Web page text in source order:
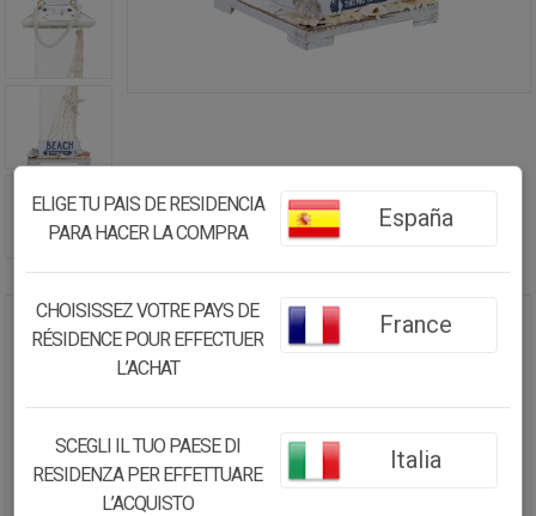
PORTAVELAS COLGANTE DE
MADERA BLANCO 11X11X25H CM
15.71€
ELIGE TU PAIS DE RESIDENCIA
PARA HACER LA COMPRA
España
CHOISISSEZ VOTRE PAYS DE
RÉSIDENCE POUR EFFECTUER
L’ACHAT
France
SCEGLI IL TUO PAESE DI
RESIDENZA PER EFFETTUARE
L’ACQUISTO
Italia